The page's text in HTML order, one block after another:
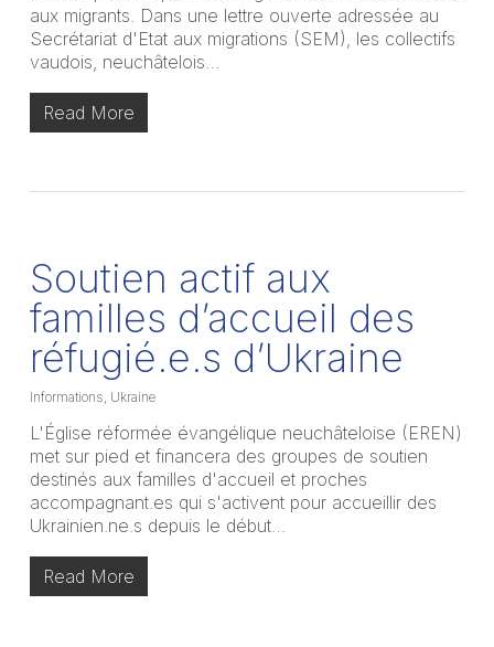
aux migrants. Dans une lettre ouverte adressée au
Secrétariat d'Etat aux migrations (SEM), les collectifs
vaudois, neuchâtelois…
Read More
Soutien actif aux
familles d’accueil des
réfugié.e.s d’Ukraine
Informations, Ukraine
L'Église réformée évangélique neuchâteloise (EREN)
met sur pied et financera des groupes de soutien
destinés aux familles d'accueil et proches
accompagnant.es qui s'activent pour accueillir des
Ukrainien.ne.s depuis le début…
Read More